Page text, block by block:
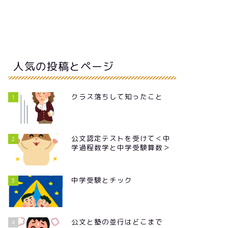
人気の投稿とページ
1 クラス落ちして知ったこと
2
公文認定テストを受けて＜中
学過程数学と中学受験算数＞
3 中学受験とチック
4
公文と塾の並行はどこまで